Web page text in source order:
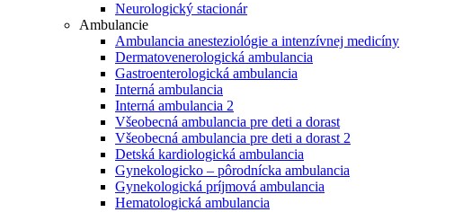
Neurologický stacionár
Ambulancie
Ambulancia anesteziológie a intenzívnej medicíny
Dermatovenerologická ambulancia
Gastroenterologická ambulancia
Interná ambulancia
Interná ambulancia 2
Všeobecná ambulancia pre deti a dorast
Všeobecná ambulancia pre deti a dorast 2
Detská kardiologická ambulancia
Gynekologicko – pôrodnícka ambulancia
Gynekologická príjmová ambulancia
Hematologická ambulancia